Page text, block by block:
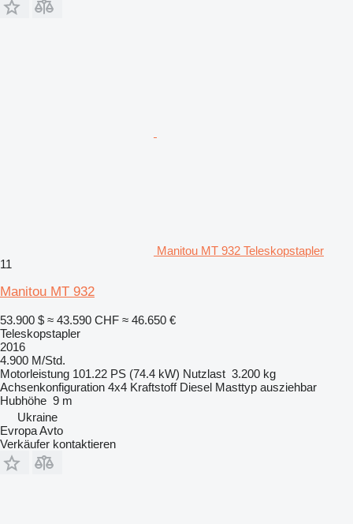
Manitou MT 932 Teleskopstapler
11
Manitou MT 932
53.900 $ ≈ 43.590 CHF ≈ 46.650 €
Teleskopstapler
2016
4.900 M/Std.
Motorleistung 101.22 PS (74.4 kW) Nutzlast 3.200 kg
Achsenkonfiguration 4x4 Kraftstoff Diesel Masttyp ausziehbar
Hubhöhe 9 m
Ukraine
Evropa Avto
Verkäufer kontaktieren